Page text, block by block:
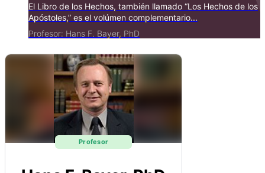
El Libro de los Hechos, también llamado “Los Hechos de los
Apóstoles,” es el volúmen complementario...
Profesor: Hans F. Bayer, PhD
Profesor